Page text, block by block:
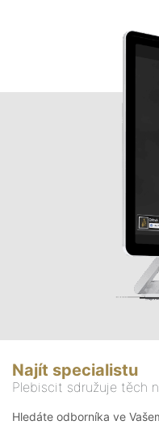
Najít specialistu
Plebiscit sdružuje těch
Hledáte odborníka ve